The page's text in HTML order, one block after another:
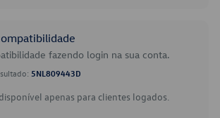
fazendo login na sua conta.
5NL809443D
apenas para clientes logados.